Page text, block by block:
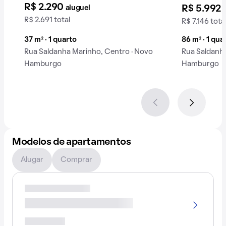
R$ 2.290 aluguel
R$ 2.691 total
37 m² · 1 quarto
Rua Saldanha Marinho, Centro · Novo
Hamburgo
R$ 5.992
R$ 7.146 total
86 m² · 1
Rua
Hamburgo
Modelos de apartamentos
Alugar Comprar